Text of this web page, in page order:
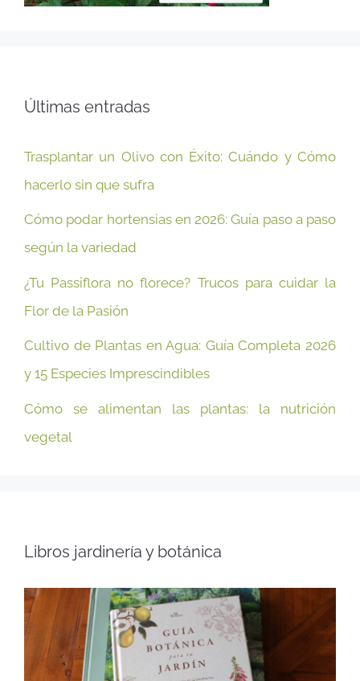
Últimas entradas
Trasplantar un Olivo con Éxito: Cuándo y Cómo
hacerlo sin que sufra
Cómo podar hortensias en 2026: Guía paso a paso
según la variedad
¿Tu Passiflora no florece? Trucos para cuidar la
Flor de la Pasión
Cultivo de Plantas en Agua: Guía Completa 2026
y 15 Especies Imprescindibles
Cómo se alimentan las plantas: la nutrición
vegetal
Libros jardinería y botánica